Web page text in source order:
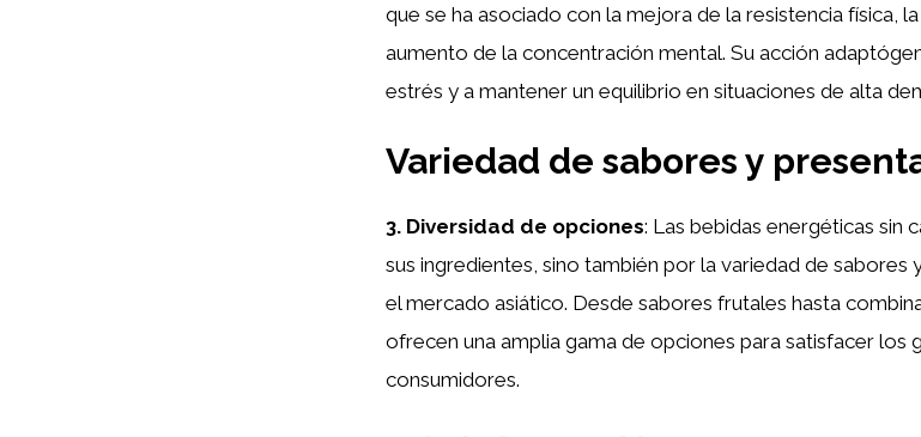
que se ha asociado con la mejora de la resistencia física,
aumento de la concentración mental. Su acción
estrés y a mantener un equilibrio en situaciones de alta
Variedad de sabores y
3. Diversidad de opciones: Las bebidas energéticas sin
sus ingredientes, sino también por la variedad de sabores
el mercado asiático. Desde sabores frutales hasta
ofrecen una amplia gama de opciones para satisfacer los
consumidores.